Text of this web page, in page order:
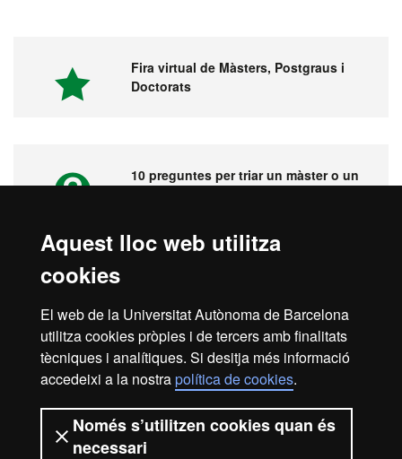
Aquest lloc web utilitza
cookies
El web de la Universitat Autònoma de Barcelona
utilitza cookies pròpies i de tercers amb finalitats
tècniques i analítiques. Si desitja més informació
accedeixi a la nostrapolítica de cookies.
Només s’utilitzen cookies quan és
necessari
Fira virtual de Màsters, Postgraus i
Doctorats
10 preguntes per triar un màster o un
Inici Avís legal
Protecció de dades
Sobre el web